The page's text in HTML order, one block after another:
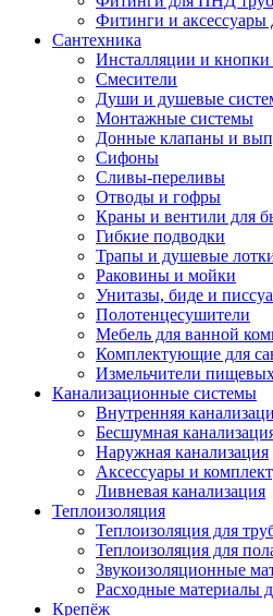
Фитинги и аксессуары
Сантехника
Инсталляции и
Смесители
Души и душевые
Монтажные системы
Донные клапаны и
Сифоны
Сливы-переливы
Отводы и гофры
Краны и вентили для
Гибкие подводки
Трапы и душевые
Раковины и мойки
Унитазы, биде и
Полотенцесушители
Мебель для ванной
Комплектующие для
Измельчители
Канализационные системы
Внутренняя
Бесшумная
Наружная канализация
Аксессуары и
Ливневая канализация
Теплоизоляция
Теплоизоляция для
Теплоизоляция для
Звукоизоляционные
Расходные материалы
Крепёж